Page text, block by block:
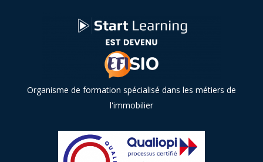
Organisme de formation spécialisé dans les métiers de
l'immobilier